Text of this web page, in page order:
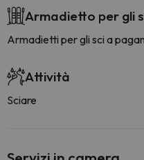
Armadietto per gli
Armadietti per gli sci a
Attività
Sciare